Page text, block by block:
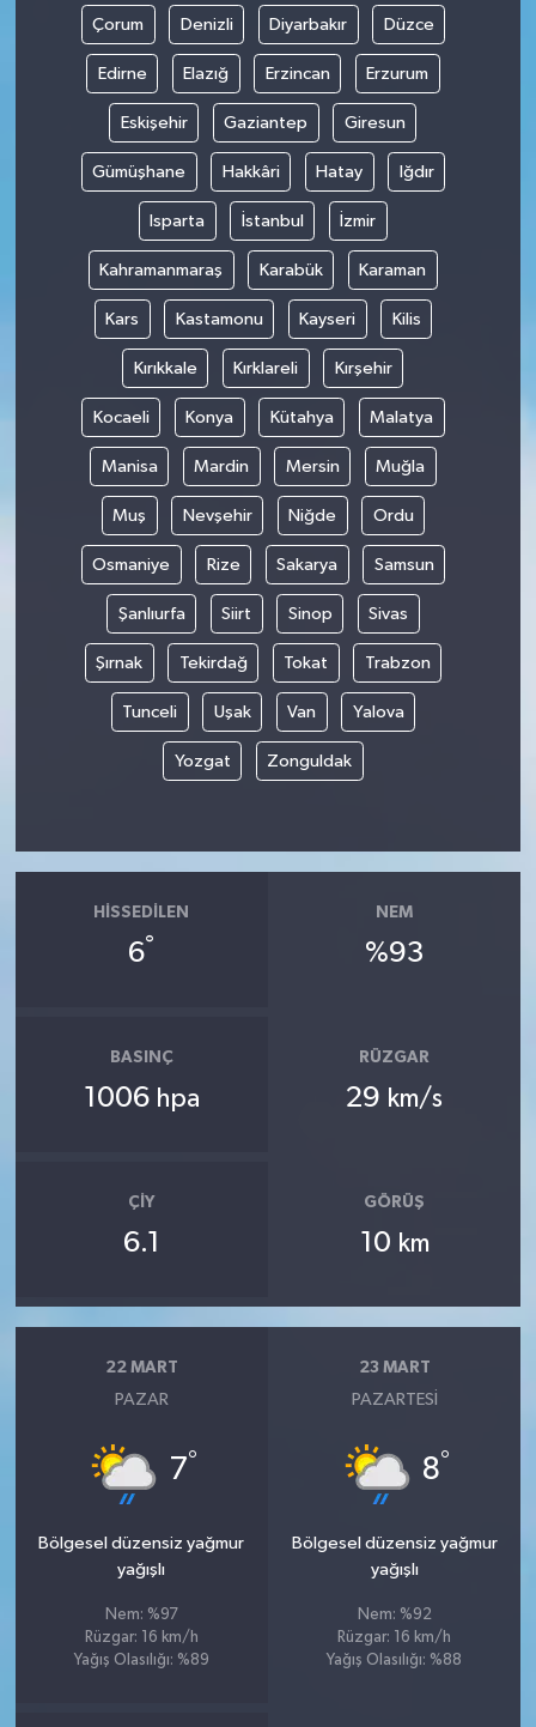
Çorum Denizli Diyarbakır Düzce
Edirne Elazığ Erzincan Erzurum
Eskişehir Gaziantep Giresun
Gümüşhane Hakkâri Hatay Iğdır
Isparta İstanbul İzmir
Kahramanmaraş Karabük Karaman
Kars Kastamonu Kayseri Kilis
Kırıkkale Kırklareli Kırşehir
Kocaeli Konya Kütahya Malatya
Manisa Mardin Mersin Muğla
Muş Nevşehir Niğde Ordu
Osmaniye Rize Sakarya Samsun
Şanlıurfa Siirt Sinop Sivas
Şırnak Tekirdağ Tokat Trabzon
Tunceli Uşak Van Yalova
Yozgat Zonguldak
HISSEDILEN
6°
NEM
%93
BASINÇ
1006 hpa
RÜZGAR
29 km/s
ÇIY
6.1
GÖRÜŞ
10 km
22 MART
PAZAR
7°
Bölgesel düzensiz yağmur
yağışlı
Nem: %97
Rüzgar: 16 km/h
Yağış Olasılığı: %89
23 MART
PAZARTESI
8°
Bölgesel düzensiz yağmur
yağışlı
Nem: %92
Rüzgar: 16 km/h
Yağış Olasılığı: %88